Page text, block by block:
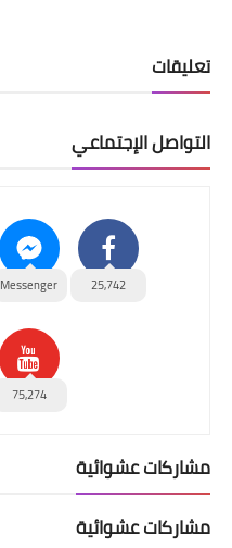
تعليقات
التواصل الإجتماعي
25,742
Messenger
75,274
مشاركات عشوائية
مشاركات عشوائية